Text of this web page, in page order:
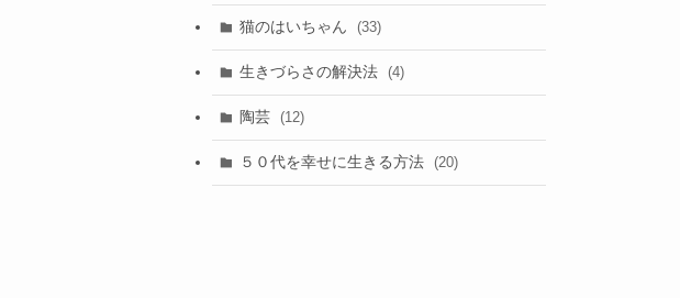
猫のはいちゃん (33)
生きづらさの解決法 (4)
陶芸 (12)
５０代を幸せに生きる方法 (20)